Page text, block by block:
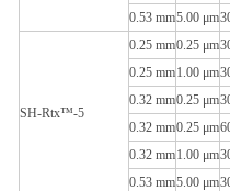
0.53 mm5.00 μm
SH-Rtx™-5
0.25 mm0.25 μm
0.25 mm1.00 μm
0.32 mm0.25 μm
0.32 mm0.25 μm
0.32 mm1.00 μm
0.53 mm5.00 μm